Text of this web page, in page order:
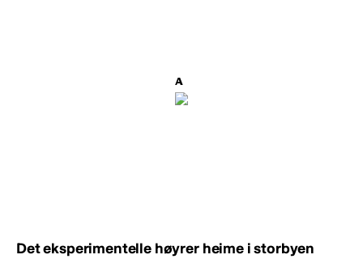
Det eksperimentelle høyrer heime i storbyen